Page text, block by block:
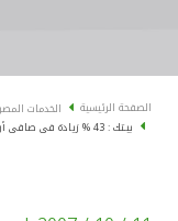
البطاقات
"برامج
الصفحة الرئيسية الخدمات
بيـتك : 43 % زيادة فى صافى أربـاح المساهمين للربع الثالث